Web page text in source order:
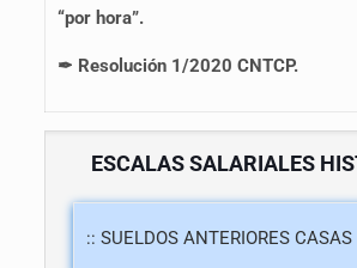
“por hora”.
✒ Resolución 1/2020 CNTCP.
ESCALAS SALARIALES